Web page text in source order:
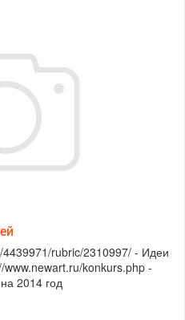
rubric/2310997/ - Идеи
www.newart.ru/konkurs.php -
2014 год